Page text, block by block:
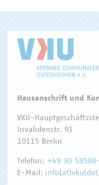
Hausanschrift und
VKU-
Invalidenstr. 91
10115 Berlin
Telefon: +49 30
E-Mail: